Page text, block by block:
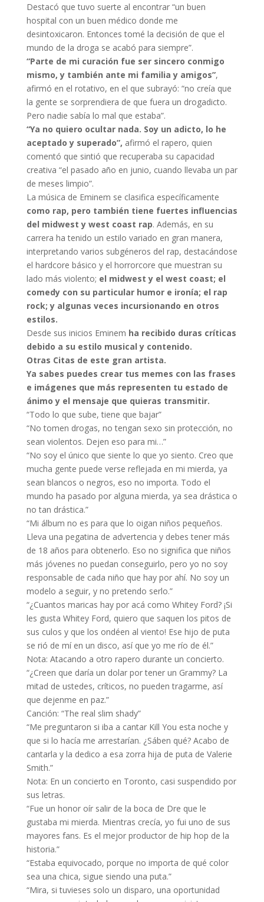
Destacó que tuvo suerte al encontrar “un buen
hospital con un buen médico donde me
desintoxicaron. Entonces tomé la decisión de que el
mundo de la droga se acabó para siempre”.
“Parte de mi curación fue ser sincero conmigo
mismo, y también ante mi familia y amigos”,
afirmó en el rotativo, en el que subrayó: “no creía que
la gente se sorprendiera de que fuera un drogadicto.
Pero nadie sabía lo mal que estaba”.
“Ya no quiero ocultar nada. Soy un adicto, lo he
aceptado y superado”, afirmó el rapero, quien
comentó que sintió que recuperaba su capacidad
creativa “el pasado año en junio, cuando llevaba un par
de meses limpio”.
La música de Eminem se clasifica específicamente
como rap, pero también tiene fuertes influencias
del midwest y west coast rap. Además, en su
carrera ha tenido un estilo variado en gran manera,
interpretando varios subgéneros del rap, destacándose
el hardcore básico y el horrorcore que muestran su
lado más violento; el midwest y el west coast; el
comedy con su particular humor e ironía; el rap
rock; y algunas veces incursionando en otros
estilos.
Desde sus inicios Eminem ha recibido duras críticas
debido a su estilo musical y contenido.
Otras Citas de este gran artista.
Ya sabes puedes crear tus memes con las frases
e imágenes que más representen tu estado de
ánimo y el mensaje que quieras transmitir.
“Todo lo que sube, tiene que bajar”
“No tomen drogas, no tengan sexo sin protección, no
sean violentos. Dejen eso para mi…”
“No soy el único que siente lo que yo siento. Creo que
mucha gente puede verse reflejada en mi mierda, ya
sean blancos o negros, eso no importa. Todo el
mundo ha pasado por alguna mierda, ya sea drástica o
no tan drástica.”
“Mi álbum no es para que lo oigan niños pequeños.
Lleva una pegatina de advertencia y debes tener más
de 18 años para obtenerlo. Eso no significa que niños
más jóvenes no puedan conseguirlo, pero yo no soy
responsable de cada niño que hay por ahí. No soy un
modelo a seguir, y no pretendo serlo.”
“¿Cuantos maricas hay por acá como Whitey Ford? ¡Si
les gusta Whitey Ford, quiero que saquen los pitos de
sus culos y que los ondéen al viento! Ese hijo de puta
se rió de mí en un disco, así que yo me río de él.”
Nota: Atacando a otro rapero durante un concierto.
“¿Creen que daría un dolar por tener un Grammy? La
mitad de ustedes, críticos, no pueden tragarme, así
que dejenme en paz.”
Canción: “The real slim shady”
“Me preguntaron si iba a cantar Kill You esta noche y
que si lo hacía me arrestarían. ¿Sáben qué? Acabo de
cantarla y la dedico a esa zorra hija de puta de Valerie
Smith.”
Nota: En un concierto en Toronto, casi suspendido por
sus letras.
“Fue un honor oír salir de la boca de Dre que le
gustaba mi mierda. Mientras crecía, yo fui uno de sus
mayores fans. Es el mejor productor de hip hop de la
historia.”
“Estaba equivocado, porque no importa de qué color
sea una chica, sigue siendo una puta.”
“Mira, si tuvieses solo un disparo, una oportunidad